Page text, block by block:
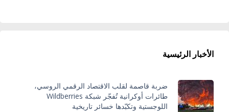
الأخبار الرئيسية
ضربة قاصمة لقلب الاقتصاد الرقمي الروسي،
طائرات أوكرانية تُفجّر شبكة Wildberries
اللوجستية وتكبّدها خسائر تاريخية